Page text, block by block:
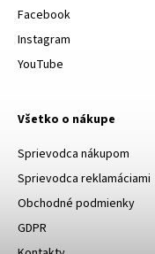
Facebook
Instagram
YouTube
Všetko o nákupe
Sprievodca nákupom
Sprievodca reklamáciami
Obchodné podmienky
GDPR